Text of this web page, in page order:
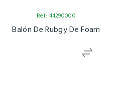
Ref: 44290000
Balón De Rubgy De Foam